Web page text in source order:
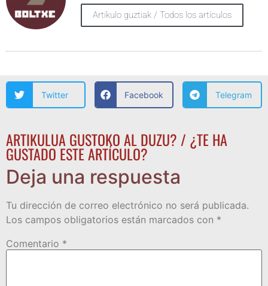
Artikulo guztiak / Todos los artículos
Twitter Facebook Telegram
ARTIKULUA GUSTOKO AL DUZU? / ¿TE HA
GUSTADO ESTE ARTÍCULO?
Deja una respuesta
Tu dirección de correo electrónico no será publicada.
Los campos obligatorios están marcados con *
Comentario *